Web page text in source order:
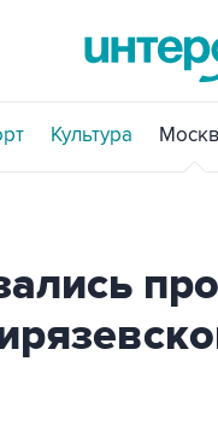
Культура